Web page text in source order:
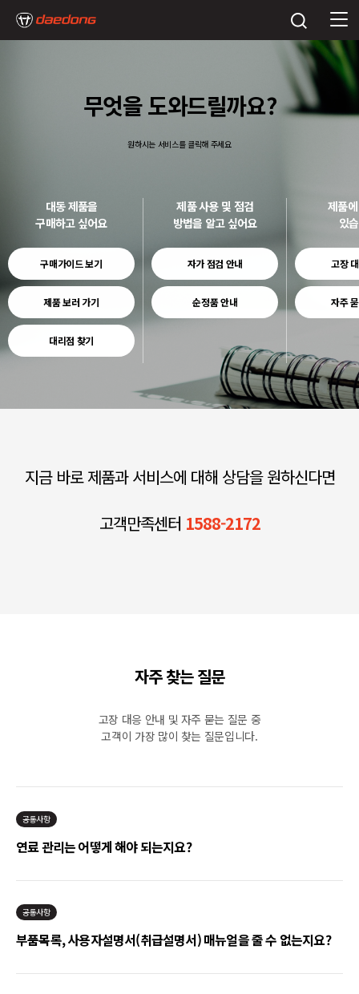
무엇을 도와드릴까요?
원하시는 서비스를 클릭해 주세요
대동 제품을
구매하고 싶어요
구매가이드 보기
제품 보러 가기
대리점 찾기
제품 사용 및 점검
방법을 알고 싶어요
자가 점검 안내
순정품 안내
제품
있
고장
자주
지금 바로 제품과 서비스에 대해 상담을 원하신다면
고객만족센터 1588-2172
자주 찾는 질문
고장 대응 안내 및 자주 묻는 질문 중
고객이 가장 많이 찾는 질문입니다.
공통사항
연료 관리는 어떻게 해야 되는지요?
공통사항
부품목록, 사용자설명서(취급설명서) 매뉴얼을 줄 수 없는지요?